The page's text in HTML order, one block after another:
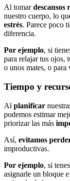
Al tomardescansos
nuestro cuerpo, lo
estrés. Parece poco
diferencia.
Por ejemplo, si
para relajar tus ojos,
o unos mates, o
Tiempo y
Al planificar
podemos estimar
priorizar las más
Así, evitamos
improductivas.
Por ejemplo, si
asignarle un bloque